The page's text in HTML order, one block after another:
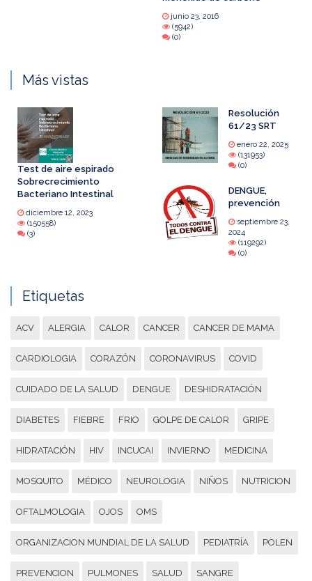
junio 23, 2016
(5942)
(0)
Más vistas
Test de aire espirado
Sobrecrecimiento
Bacteriano Intestinal
diciembre 12, 2023
(150558)
(3)
Resolución
61/23 SRT
enero 22, 2025
(131953)
(0)
DENGUE,
prevención
septiembre 23,
2024
(119292)
(0)
Etiquetas
ACV ALERGIA CALOR CANCER CANCER DE MAMA
CARDIOLOGIA CORAZÓN CORONAVIRUS COVID
CUIDADO DE LA SALUD DENGUE DESHIDRATACIÓN
DIABETES FIEBRE FRIO GOLPE DE CALOR GRIPE
HIDRATACIÓN HIV INCUCAI INVIERNO MEDICINA
MOSQUITO MÉDICO NEUROLOGIA NIÑOS NUTRICION
OFTALMOLOGIA OJOS OMS
ORGANIZACION MUNDIAL DE LA SALUD PEDIATRÍA POLEN
PREVENCION PULMONES SALUD SANGRE